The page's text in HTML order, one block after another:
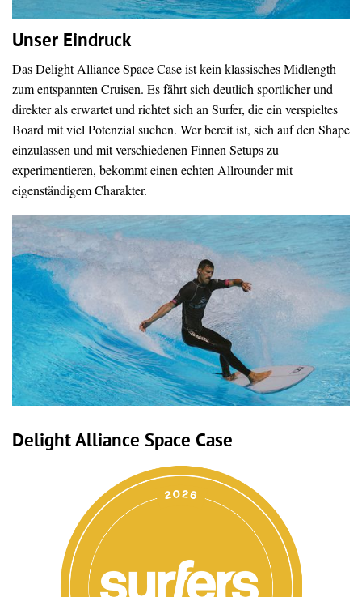
Unser Eindruck
Das Delight Alliance Space Case ist kein klassisches Midlength
zum entspannten Cruisen. Es fährt sich deutlich sportlicher und
direkter als erwartet und richtet sich an Surfer, die ein verspieltes
Board mit viel Potenzial suchen. Wer bereit ist, sich auf den Shape
einzulassen und mit verschiedenen Finnen Setups zu
experimentieren, bekommt einen echten Allrounder mit
eigenständigem Charakter.
Delight Alliance Space Case